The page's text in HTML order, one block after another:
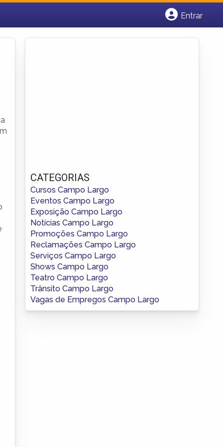
Entrar
CATEGORIAS
Cursos Campo Largo
Eventos Campo Largo
Exposição Campo Largo
Notícias Campo Largo
Promoções Campo Largo
Reclamações Campo Largo
Serviços Campo Largo
Shows Campo Largo
Teatro Campo Largo
Trânsito Campo Largo
Vagas de Empregos Campo Largo